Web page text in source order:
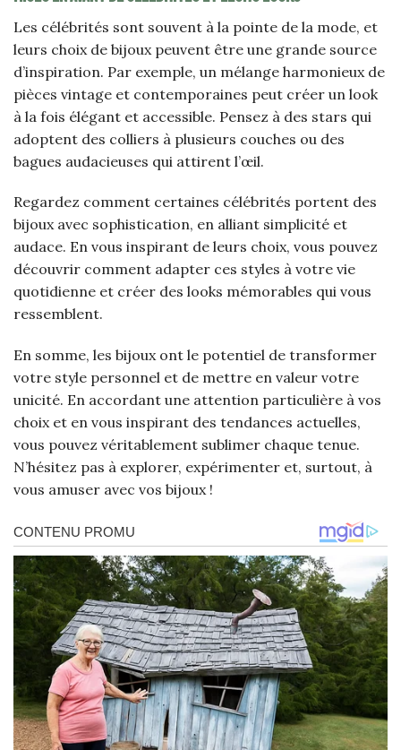
Les célébrités sont souvent à la pointe de la mode, et
leurs choix de bijoux peuvent être une grande source
d’inspiration. Par exemple, un mélange harmonieux de
pièces vintage et contemporaines peut créer un look
à la fois élégant et accessible. Pensez à des stars qui
adoptent des colliers à plusieurs couches ou des
bagues audacieuses qui attirent l’œil.
Regardez comment certaines célébrités portent des
bijoux avec sophistication, en alliant simplicité et
audace. En vous inspirant de leurs choix, vous pouvez
découvrir comment adapter ces styles à votre vie
quotidienne et créer des looks mémorables qui vous
ressemblent.
En somme, les bijoux ont le potentiel de transformer
votre style personnel et de mettre en valeur votre
unicité. En accordant une attention particulière à vos
choix et en vous inspirant des tendances actuelles,
vous pouvez véritablement sublimer chaque tenue.
N’hésitez pas à explorer, expérimenter et, surtout, à
vous amuser avec vos bijoux !